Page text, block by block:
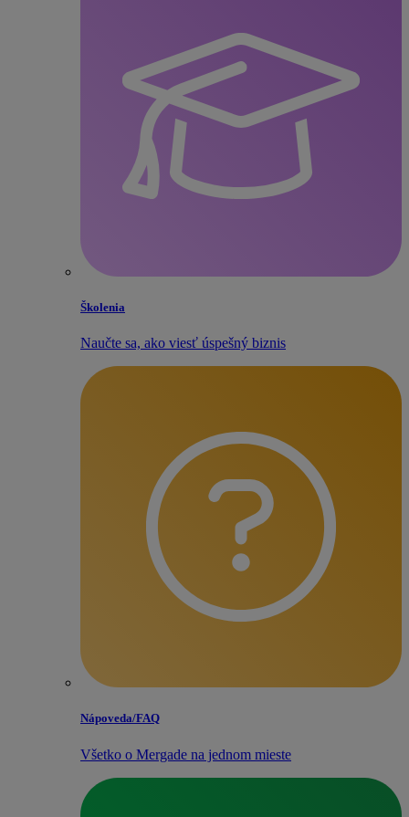
Školenia
Naučte sa, ako viesť úspešný biznis
Nápoveda/​FAQ
Všetko o Mergade na jednom mieste